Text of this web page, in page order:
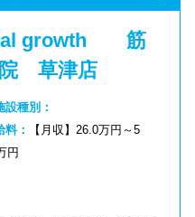
growth 筋
草津店
設種別：
料：
【月収】26.0万円～5
円